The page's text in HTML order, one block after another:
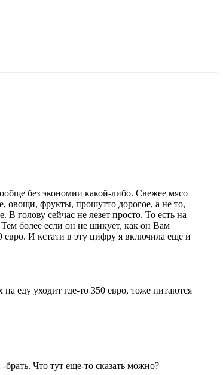
без экономии какой-либо. Свежее мясо
овощи, фрукты, прошутто дорогое, а не то,
голову сейчас не лезет просто. То есть на
более если он не шикует, как он Вам
И кстати в эту цифру я включила еще и
еду уходит где-то 350 евро, тоже питаются
Что тут еще-то сказать можно?